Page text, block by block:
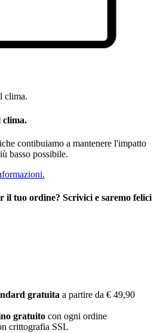
clima.
contibuiamo a mantenere l'impatto
basso possibile.
il tuo ordine? Scrivici e saremo felici
gratuita a partire da € 49,90
gratuito con ogni ordine
crittografia SSL